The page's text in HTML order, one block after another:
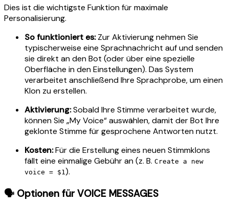
Dies ist die wichtigste Funktion für maximale
Personalisierung.
So funktioniert es:Zur Aktivierung nehmen Sie
typischerweise eine Sprachnachricht auf und senden
sie direkt an den Bot (oder über eine spezielle
Oberfläche in den Einstellungen). Das System
verarbeitet anschließend Ihre Sprachprobe, um einen
Klon zu erstellen.
Aktivierung:Sobald Ihre Stimme verarbeitet wurde,
können Sie „My Voice“ auswählen, damit der Bot Ihre
geklonte Stimme für gesprochene Antworten nutzt.
Kosten:Für die Erstellung eines neuen Stimmklons
fällt eine einmalige Gebühr an (z. B. Create a new
voice = $1).
🗣️ Optionen für VOICE MESSAGES